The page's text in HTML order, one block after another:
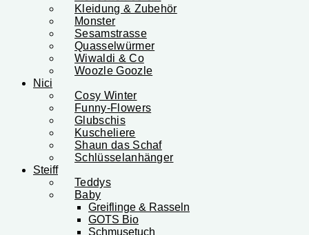
Kleidung & Zubehör
Monster
Sesamstrasse
Quasselwürmer
Wiwaldi & Co
Woozle Goozle
Nici
Cosy Winter
Funny-Flowers
Glubschis
Kuscheliere
Shaun das Schaf
Schlüsselanhänger
Steiff
Teddys
Baby
Greiflinge & Rasseln
GOTS Bio
Schmusetuch